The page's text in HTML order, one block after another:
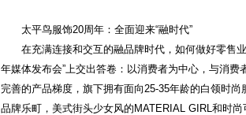
太平鸟服饰20周年：全面迎来“融时代”
在充满连接和交互的融品牌时代，如何做好零售业
年媒体发布会”上交出答卷：以消费者为中心，与消
完善的产品梯度，旗下拥有面向25-35年龄的白领时尚
品牌乐町，美式街头少女风的MATERIAL GIRL和时尚